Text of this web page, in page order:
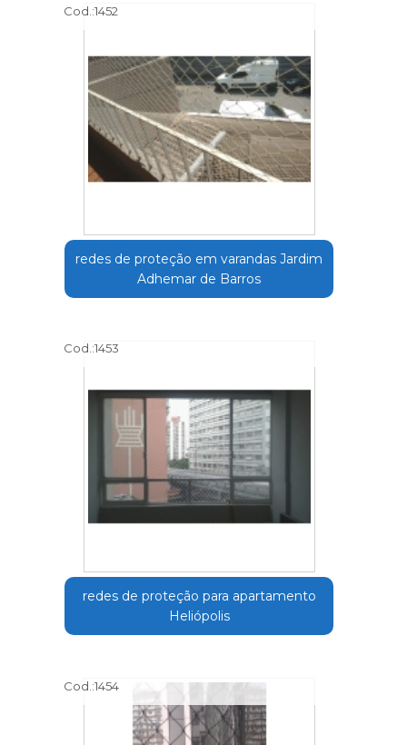
Cod.:1452
redes de proteção em varandas Jardim
Adhemar de Barros
Cod.:1453
redes de proteção para apartamento
Heliópolis
Cod.:1454